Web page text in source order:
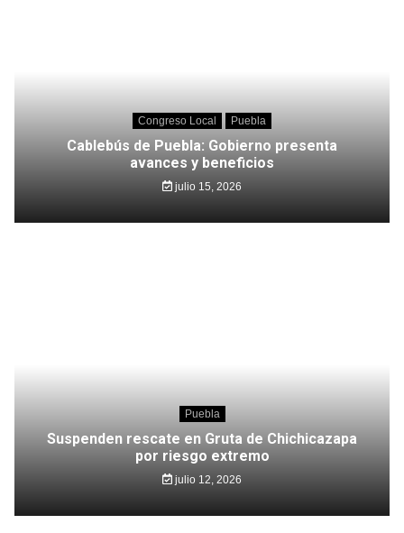
Congreso Local Puebla
Cablebús de Puebla: Gobierno presenta
avances y beneficios
julio 15, 2026
Puebla
Suspenden rescate en Gruta de Chichicazapa
por riesgo extremo
julio 12, 2026